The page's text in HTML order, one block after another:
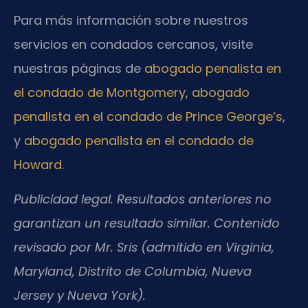
Para más información sobre nuestros
servicios en condados cercanos, visite
nuestras páginas de abogado penalista en
el condado de Montgomery, abogado
penalista en el condado de Prince George’s,
y abogado penalista en el condado de
Howard.
Publicidad legal. Resultados anteriores no
garantizan un resultado similar. Contenido
revisado por Mr. Sris (admitido en Virginia,
Maryland, Distrito de Columbia, Nueva
Jersey y Nueva York).